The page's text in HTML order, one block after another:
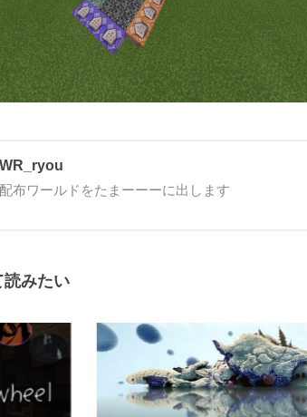
WR_ryou
配布ワールドをたまーーーに出します
みたい